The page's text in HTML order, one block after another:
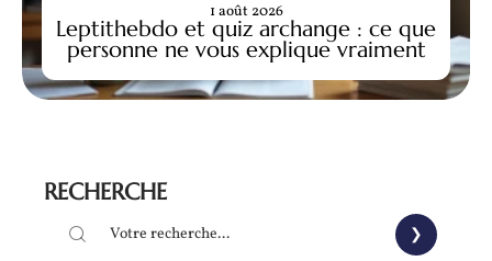
Leptithebdo et quiz archange : ce que
personne ne vous explique vraiment
1 août 2026
RECHERCHE